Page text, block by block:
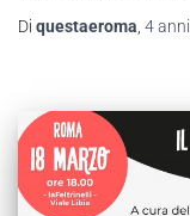
Di questaeroma, 4 anni